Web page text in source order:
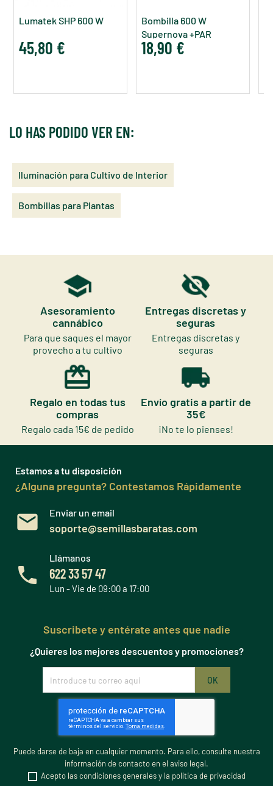
Lumatek SHP 600 W
45,80 €
Bombilla 600 W
Supernova +PAR
18,90 €
LO HAS PODIDO VER EN:
Iluminación para Cultivo de Interior
Bombillas para Plantas
Asesoramiento
cannábico
Para que saques el mayor
provecho a tu cultivo
Entregas discretas y
seguras
Entregas discretas y
seguras
Regalo en todas tus
compras
Regalo cada 15€ de pedido
Envío gratis a partir de
35€
¡No te lo pienses!
Estamos a tu disposición
¿Alguna pregunta? Contestamos Rápidamente
Enviar un email
soporte@semillasbaratas.com
Llámanos
622 33 57 47
Lun - Vie de 09:00 a 17:00
Suscribete y entérate antes que nadie
¿Quieres los mejores descuentos y promociones?
Puede darse de baja en cualquier momento. Para ello, consulte nuestra
información de contacto en el aviso legal.
Acepto las condiciones generales y la política de privacidad